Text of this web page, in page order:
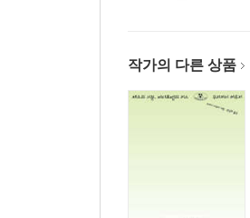
원주율 아저씨
사랑을 하는 사람처럼
작가의 다른 상품